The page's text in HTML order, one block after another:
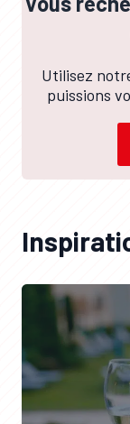
Utilisez
puissions